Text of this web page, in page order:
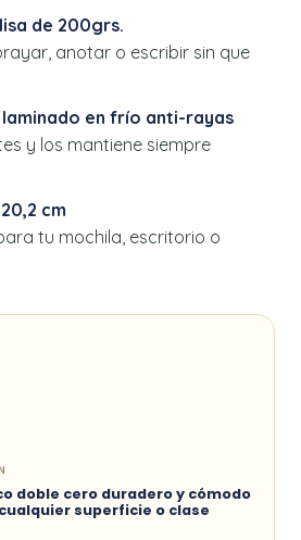
de 200grs.
anotar o escribir sin que
laminado en frío anti-rayas
y los mantiene siempre
cm
tu mochila, escritorio o
doble cero duradero y cómodo
superficie o clase